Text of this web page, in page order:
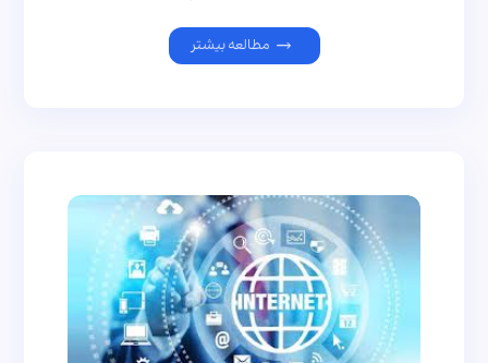
مطالعه بیشتر